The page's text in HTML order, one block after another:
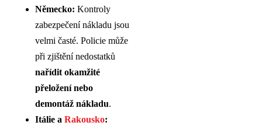
Německo: Kontroly
zabezpečení nákladu jsou
velmi časté. Policie může
při zjištění nedostatků
nařídit okamžité
přeložení nebo
demontáž nákladu.
Itálie a Rakousko: